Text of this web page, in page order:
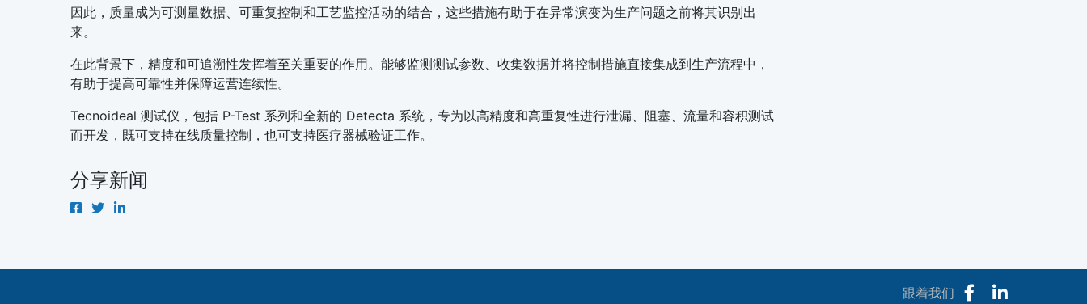
因此，质量成为可测量数据、可重复控制和工艺监控活动的结合，这些措施有助于在异常演变为生产问题之前将其识别出
来。
在此背景下，精度和可追溯性发挥着至关重要的作用。能够监测测试参数、收集数据并将控制措施直接集成到生产流程中，
有助于提高可靠性并保障运营连续性。
Tecnoideal 测试仪，包括 P-Test 系列和全新的 Detecta 系统，专为以高精度和高重复性进行泄漏、阻塞、流量和容积测试
而开发，既可支持在线质量控制，也可支持医疗器械验证工作。
分享新闻
跟着我们